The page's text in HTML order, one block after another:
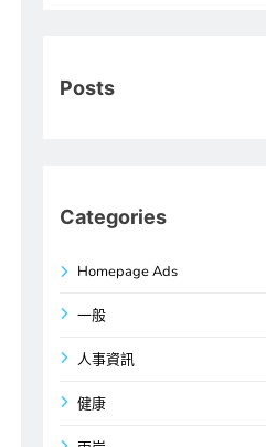
Posts
Categories
Homepage Ads
一般
人事資訊
健康